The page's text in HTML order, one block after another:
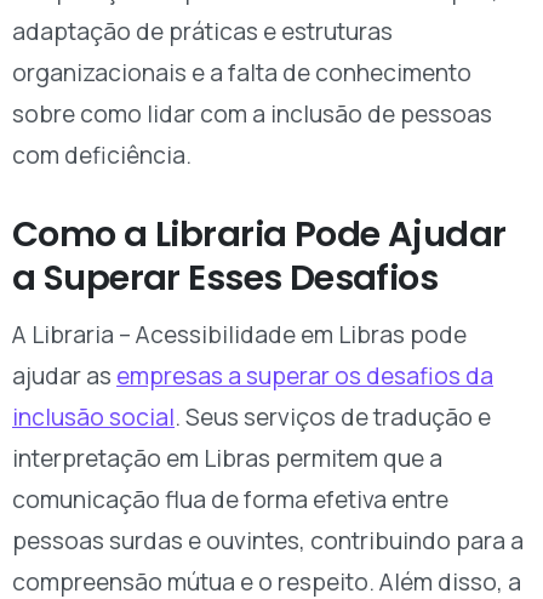
adaptação de práticas e estruturas
organizacionais e a falta de conhecimento
sobre como lidar com a inclusão de pessoas
com deficiência.
Como a Libraria Pode Ajudar
a Superar Esses Desafios
A Libraria – Acessibilidade em Libras pode
ajudar as empresas a superar os desafios da
inclusão social. Seus serviços de tradução e
interpretação em Libras permitem que a
comunicação flua de forma efetiva entre
pessoas surdas e ouvintes, contribuindo para a
compreensão mútua e o respeito. Além disso, a